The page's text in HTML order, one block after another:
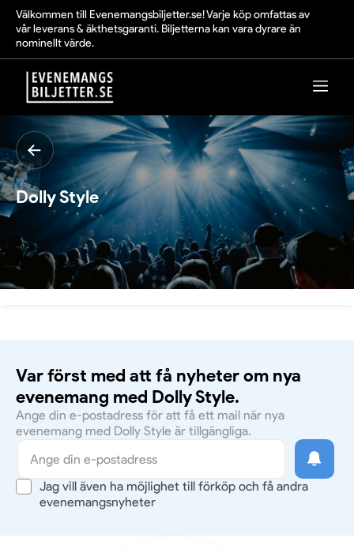
Välkommen till Evenemangsbiljetter.se! Varje köp omfattas av
vår leverans & äkthetsgaranti. Biljetterna kan vara dyrare än
nominellt värde.
Dolly Style
Var först med att få nyheter om nya
evenemang med Dolly Style.
Ange din e-postadress för att få ett mail när nya
evenemang med Dolly Style är tillgängliga.
Jag vill även ha möjlighet till förköp och få andra
evenemangsnyheter